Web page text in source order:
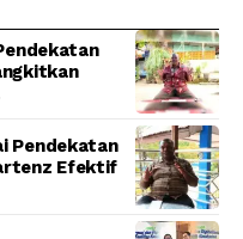
Pendekatan
Efektif